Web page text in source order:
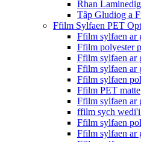
Rhan
Tâp Gludiog a
Ffilm Sylfaen PET
Ffilm sylfaen ar
Ffilm polyester
Ffilm sylfaen ar
Ffilm sylfaen ar
Ffilm sylfaen
Ffilm PET matte
Ffilm sylfaen
ffilm sych
Ffilm sylfaen
Ffilm sylfaen ar